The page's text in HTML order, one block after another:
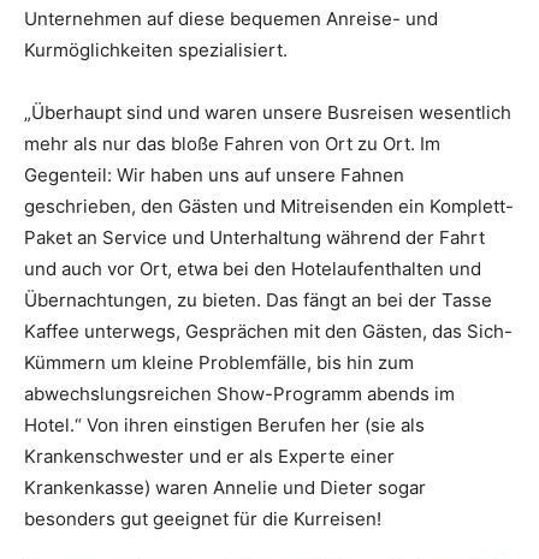
Unternehmen auf diese bequemen Anreise- und
Kurmöglichkeiten spezialisiert.
„Überhaupt sind und waren unsere Busreisen wesentlich
mehr als nur das bloße Fahren von Ort zu Ort. Im
Gegenteil: Wir haben uns auf unsere Fahnen
geschrieben, den Gästen und Mitreisenden ein Komplett-
Paket an Service und Unterhaltung während der Fahrt
und auch vor Ort, etwa bei den Hotelaufenthalten und
Übernachtungen, zu bieten. Das fängt an bei der Tasse
Kaffee unterwegs, Gesprächen mit den Gästen, das Sich-
Kümmern um kleine Problemfälle, bis hin zum
abwechslungsreichen Show-Programm abends im
Hotel.“ Von ihren einstigen Berufen her (sie als
Krankenschwester und er als Experte einer
Krankenkasse) waren Annelie und Dieter sogar
besonders gut geeignet für die Kurreisen!